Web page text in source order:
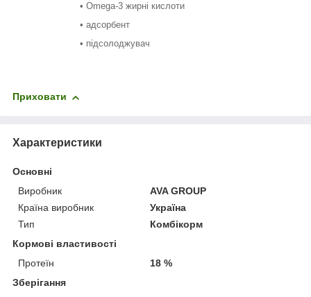
• Omega-3 жирні кислоти
• адсорбент
• підсолоджувач
Приховати
Характеристики
Основні
Виробник
AVA GROUP
Країна виробник
Україна
Тип
Комбікорм
Кормові властивості
Протеїн
18 %
Зберігання